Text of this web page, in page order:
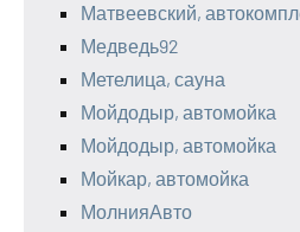
Матвеевский,
Медведь92
Метелица, сауна
Мойдодыр, автомойка
Мойдодыр, автомойка
Мойкар, автомойка
МолнияАвто